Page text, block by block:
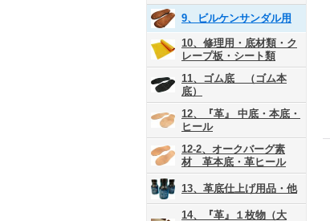
9、ビルケンサンダル用
10、修理用・底材類・ク
レープ板・シート類
11、ゴム底 （ゴム本
底）
12、『革』 中底・本底・
ヒール
12-2、オークバーグ素
材 革本底・革ヒール
13、革底仕上げ用品・他
14、『革』１枚物（大